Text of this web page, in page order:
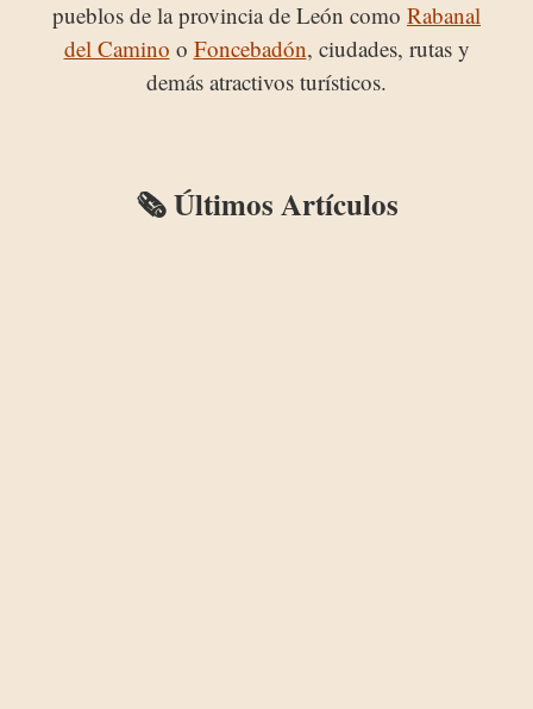
pueblos de la provincia de León como Rabanal
del Camino o Foncebadón, ciudades, rutas y
demás atractivos turísticos.
🗞️ Últimos Artículos